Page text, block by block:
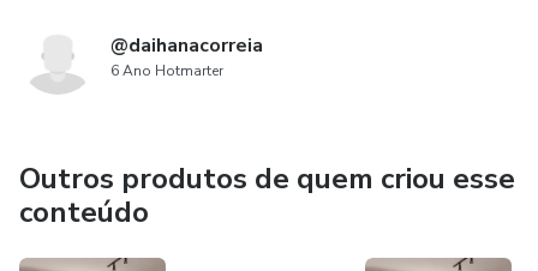
projeto!
@daihanacorreia
6 Ano Hotmarter
Outros produtos de quem criou esse
conteúdo